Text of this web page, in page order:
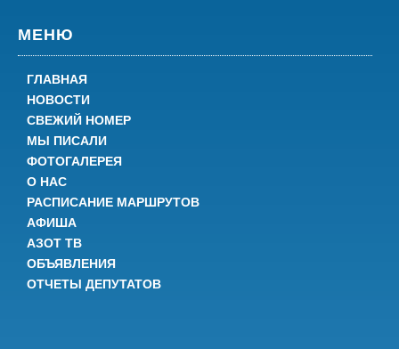
МЕНЮ
ГЛАВНАЯ
НОВОСТИ
СВЕЖИЙ НОМЕР
МЫ ПИСАЛИ
ФОТОГАЛЕРЕЯ
О НАС
РАСПИСАНИЕ МАРШРУТОВ
АФИША
АЗОТ ТВ
ОБЪЯВЛЕНИЯ
ОТЧЕТЫ ДЕПУТАТОВ